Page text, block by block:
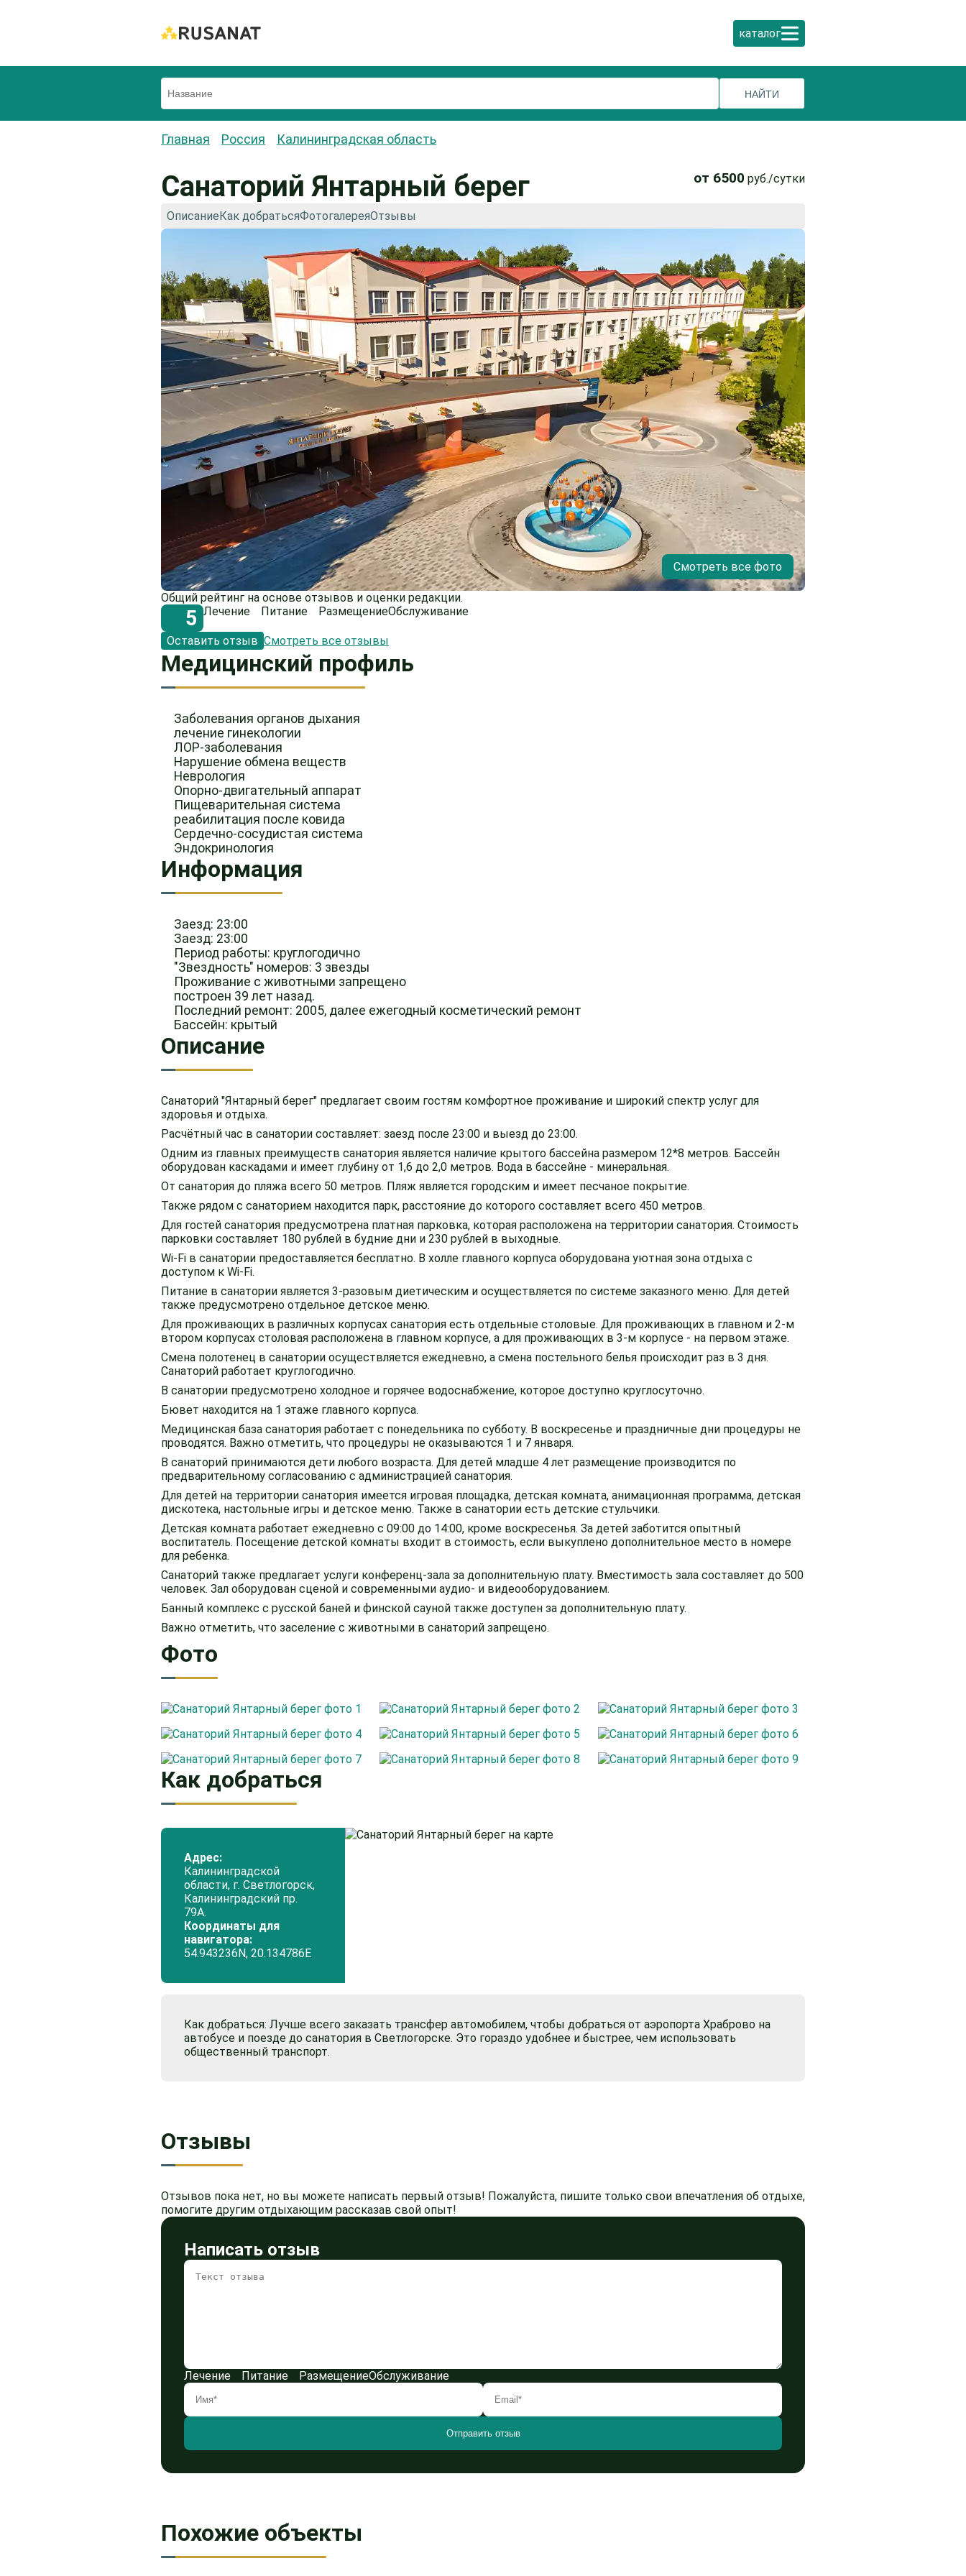
каталог
Главная Россия Калининградская область
Санаторий Янтарный берег от 6500 руб./сутки
ОписаниеКак добратьсяФотогалереяОтзывы
Смотреть все фото
Общий рейтинг на основе отзывов и оценки редакции.
5 Лечение Питание РазмещениеОбслуживание
Оставить отзыв Смотреть все отзывы
Медицинский профиль
Заболевания органов дыхания
лечение гинекологии
ЛОР-заболевания
Нарушение обмена веществ
Неврология
Опорно-двигательный аппарат
Пищеварительная система
реабилитация после ковида
Сердечно-сосудистая система
Эндокринология
Информация
Заезд: 23:00
Заезд: 23:00
Период работы: круглогодично
"Звездность" номеров: 3 звезды
Проживание с животными запрещено
построен 39 лет назад.
Последний ремонт: 2005, далее ежегодный косметический ремонт
Бассейн: крытый
Описание
Санаторий "Янтарный берег" предлагает своим гостям комфортное проживание и широкий спектр услуг для
здоровья и отдыха.
Расчётный час в санатории составляет: заезд после 23:00 и выезд до 23:00.
Одним из главных преимуществ санатория является наличие крытого бассейна размером 12*8 метров. Бассейн
оборудован каскадами и имеет глубину от 1,6 до 2,0 метров. Вода в бассейне - минеральная.
От санатория до пляжа всего 50 метров. Пляж является городским и имеет песчаное покрытие.
Также рядом с санаторием находится парк, расстояние до которого составляет всего 450 метров.
Для гостей санатория предусмотрена платная парковка, которая расположена на территории санатория. Стоимость
парковки составляет 180 рублей в будние дни и 230 рублей в выходные.
Wi-Fi в санатории предоставляется бесплатно. В холле главного корпуса оборудована уютная зона отдыха с
доступом к Wi-Fi.
Питание в санатории является 3-разовым диетическим и осуществляется по системе заказного меню. Для детей
также предусмотрено отдельное детское меню.
Для проживающих в различных корпусах санатория есть отдельные столовые. Для проживающих в главном и 2-м
втором корпусах столовая расположена в главном корпусе, а для проживающих в 3-м корпусе - на первом этаже.
Смена полотенец в санатории осуществляется ежедневно, а смена постельного белья происходит раз в 3 дня.
Санаторий работает круглогодично.
В санатории предусмотрено холодное и горячее водоснабжение, которое доступно круглосуточно.
Бювет находится на 1 этаже главного корпуса.
Медицинская база санатория работает с понедельника по субботу. В воскресенье и праздничные дни процедуры не
проводятся. Важно отметить, что процедуры не оказываются 1 и 7 января.
В санаторий принимаются дети любого возраста. Для детей младше 4 лет размещение производится по
предварительному согласованию с администрацией санатория.
Для детей на территории санатория имеется игровая площадка, детская комната, анимационная программа, детская
дискотека, настольные игры и детское меню. Также в санатории есть детские стульчики.
Детская комната работает ежедневно с 09:00 до 14:00, кроме воскресенья. За детей заботится опытный
воспитатель. Посещение детской комнаты входит в стоимость, если выкуплено дополнительное место в номере
для ребенка.
Санаторий также предлагает услуги конференц-зала за дополнительную плату. Вместимость зала составляет до 500
человек. Зал оборудован сценой и современными аудио- и видеооборудованием.
Банный комплекс с русской баней и финской сауной также доступен за дополнительную плату.
Важно отметить, что заселение с животными в санаторий запрещено.
Фото
Как добраться
Адрес:
Калининградской
области, г. Светлогорск,
Калининградский пр.
79А.
Координаты для
навигатора:
54.943236N, 20.134786Е
Как добраться: Лучше всего заказать трансфер автомобилем, чтобы добраться от аэропорта Храброво на
автобусе и поезде до санатория в Светлогорске. Это гораздо удобнее и быстрее, чем использовать
общественный транспорт.
Отзывы
Отзывов пока нет, но вы можете написать первый отзыв! Пожалуйста, пишите только свои впечатления об отдыхе,
помогите другим отдыхающим рассказав свой опыт!
Написать отзыв
Лечение Питание РазмещениеОбслуживание
Похожие объекты